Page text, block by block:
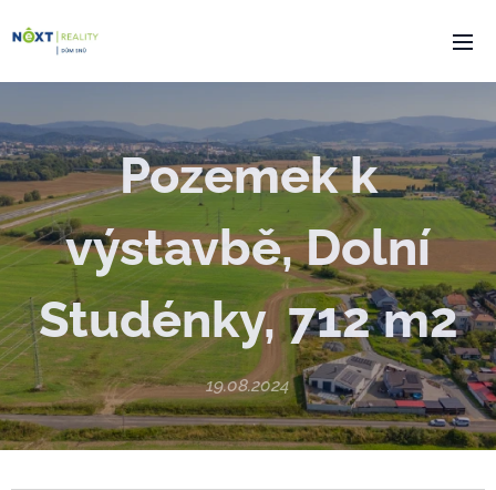
Pozemek k
výstavbě, Dolní
Studénky, 712 m2
19.08.2024